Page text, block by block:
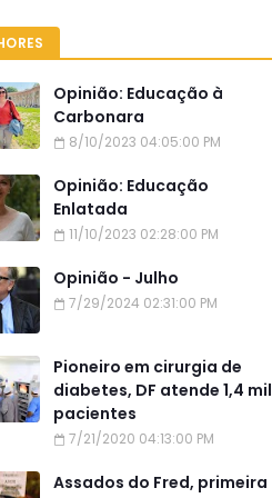
Opinião: Educação à
Carbonara
8/10/2023 04:05:00 PM
Opinião: Educação
Enlatada
11/10/2023 02:28:00 PM
Opinião - Julho
7/29/2024 02:31:00 PM
Pioneiro em cirurgia de
diabetes, DF atende 1,4 mil
pacientes
7/21/2020 04:13:00 PM
Assados do Fred, primeira